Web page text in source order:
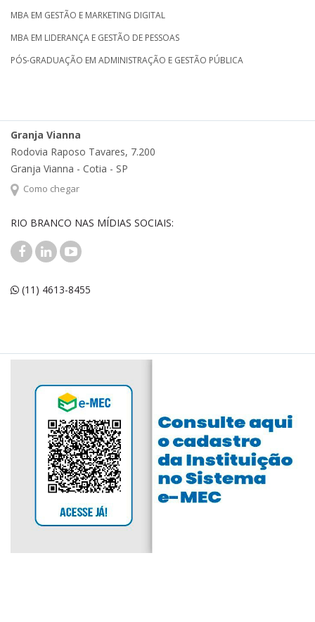
MBA EM GESTÃO E MARKETING DIGITAL
MBA EM LIDERANÇA E GESTÃO DE PESSOAS
PÓS-GRADUAÇÃO EM ADMINISTRAÇÃO E GESTÃO PÚBLICA
Granja Vianna
Rodovia Raposo Tavares, 7.200
Granja Vianna - Cotia - SP
Como chegar
RIO BRANCO NAS MÍDIAS SOCIAIS:
(11) 4613-8455